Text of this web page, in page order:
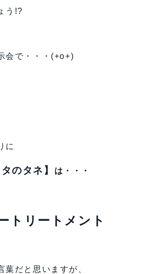
う!?
会で・・・(+o+)
に
タのタネ】 は・・・
トリートメント
葉だと思いますが、